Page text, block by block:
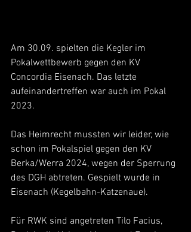
Am 30.09. spielten die Kegler im
Pokalwettbewerb gegen den KV
Concordia Eisenach. Das letzte
aufeinandertreffen war auch im Pokal
2023.
Das Heimrecht mussten wir leider, wie
schon im Pokalspiel gegen den KV
Berka/Werra 2024, wegen der Sperrung
des DGH abtreten. Gespielt wurde in
Eisenach (Kegelbahn-Katzenaue).
Für RWK sind angetreten Tilo Facius,